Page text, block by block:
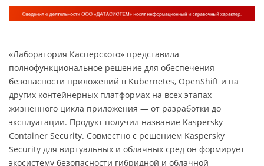
«Лаборатория Касперского» представила
полнофункциональное решение для обеспечения
безопасности приложений в Kubernetes, OpenShift и на
других контейнерных платформах на всех этапах
жизненного цикла приложения — от разработки до
эксплуатации. Продукт получил название Kaspersky
Container Security. Совместно с решением Kaspersky
Security для виртуальных и облачных сред он формирует
экосистему безопасности гибридной и облачной